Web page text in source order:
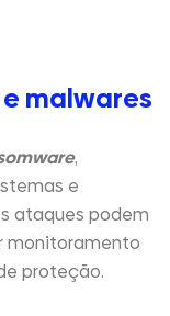
malwares
,
e
ataques podem
monitoramento
proteção.